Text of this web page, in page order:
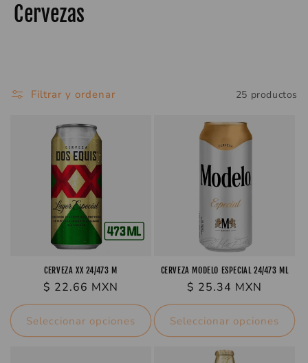
C
e
Cervezas
Filtrar y ordenar 25 productos
CERVEZA XX 24/473 M
Precio
habitual
$ 22.66 MXN
Seleccionar opciones
CERVEZA MODELO ESPECIAL 24/473 ML
Precio
habitual
$ 25.34 MXN
Seleccionar opciones